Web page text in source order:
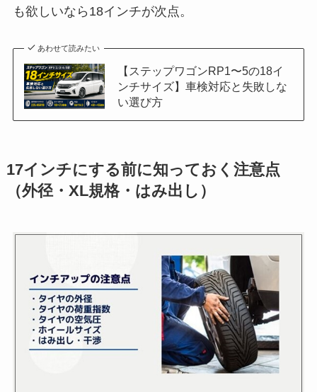
も欲しいなら18インチが次点。
あわせて読みたい
【ステップワゴンRP1〜5の18イ
ンチサイズ】車検対応と失敗しな
い選び方
17インチにする前に知っておく注意点
（外径・XL規格・はみ出し）